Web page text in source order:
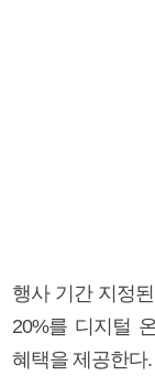
행사 기간 지정
20%를 디지털
혜택을 제공한다.